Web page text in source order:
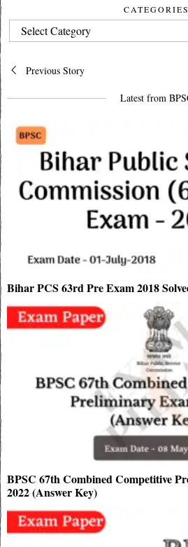
CATEGORIES
CATEGORIES
Post
navigation
Previous Story
Latest from
Bihar PCS 63rd Pre Exam 2018
BPSC 67th Combined Competitive
2022 (Answer Key)